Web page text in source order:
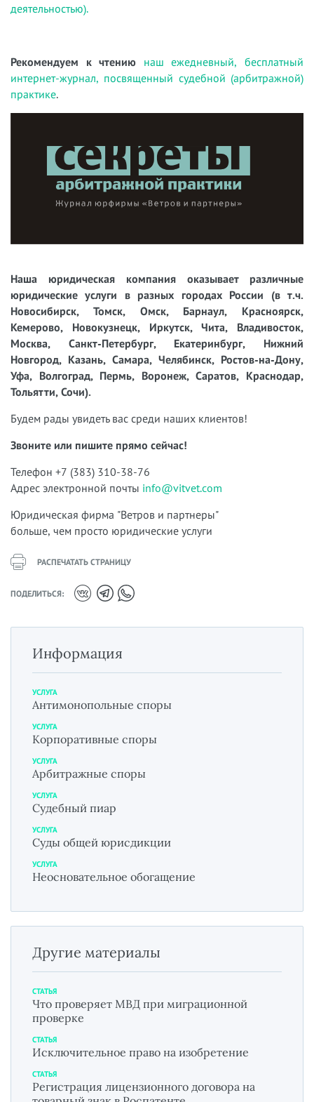
деятельностью).
Рекомендуем к чтению наш ежедневный, бесплатный
интернет-журнал, посвященный судебной (арбитражной)
практике.
Наша юридическая компания оказывает различные
юридические услуги в разных городах России (в т.ч.
Новосибирск, Томск, Омск, Барнаул, Красноярск,
Кемерово, Новокузнецк, Иркутск, Чита, Владивосток,
Москва, Санкт-Петербург, Екатеринбург, Нижний
Новгород, Казань, Самара, Челябинск, Ростов-на-Дону,
Уфа, Волгоград, Пермь, Воронеж, Саратов, Краснодар,
Тольятти, Сочи).
Будем рады увидеть вас среди наших клиентов!
Звоните или пишите прямо сейчас!
Телефон +7 (383) 310-38-76
Адрес электронной почты info@vitvet.com
Юридическая фирма "Ветров и партнеры"
больше, чем просто юридические услуги
РАСПЕЧАТАТЬ СТРАНИЦУ
ПОДЕЛИТЬСЯ:
Информация
УСЛУГА
Антимонопольные споры
УСЛУГА
Корпоративные споры
УСЛУГА
Арбитражные споры
УСЛУГА
Судебный пиар
УСЛУГА
Суды общей юрисдикции
УСЛУГА
Неосновательное обогащение
Другие материалы
СТАТЬЯ
Что проверяет МВД при миграционной
проверке
СТАТЬЯ
Исключительное право на изобретение
СТАТЬЯ
Регистрация лицензионного договора на